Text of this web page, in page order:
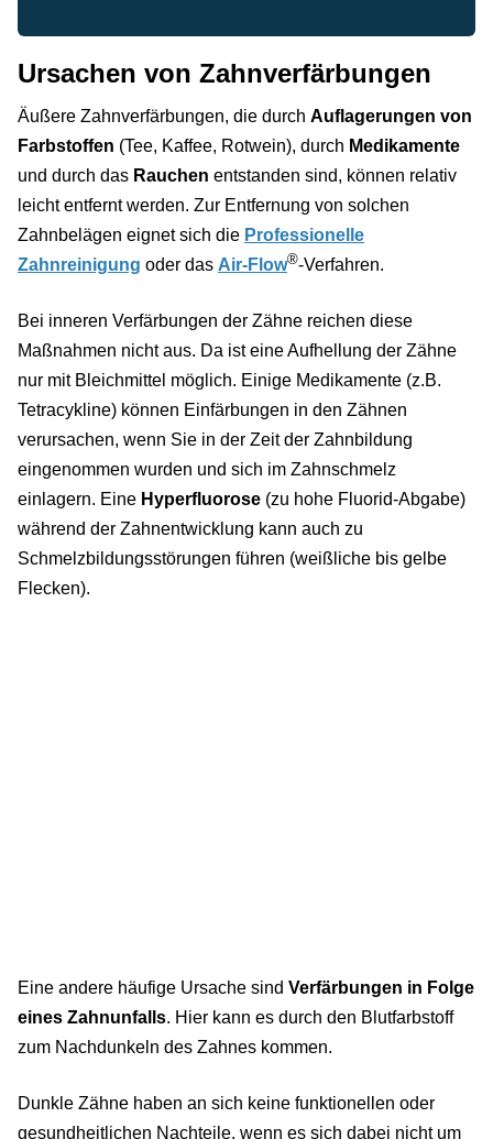
Ursachen von Zahnverfärbungen
Äußere Zahnverfärbungen, die durch Auflagerungen von
Farbstoffen (Tee, Kaffee, Rotwein), durch Medikamente
und durch das Rauchen entstanden sind, können relativ
leicht entfernt werden. Zur Entfernung von solchen
Zahnbelägen eignet sich die Professionelle
Zahnreinigung oder das Air-Flow®-Verfahren.
Bei inneren Verfärbungen der Zähne reichen diese
Maßnahmen nicht aus. Da ist eine Aufhellung der Zähne
nur mit Bleichmittel möglich. Einige Medikamente (z.B.
Tetracykline) können Einfärbungen in den Zähnen
verursachen, wenn Sie in der Zeit der Zahnbildung
eingenommen wurden und sich im Zahnschmelz
einlagern. Eine Hyperfluorose (zu hohe Fluorid-Abgabe)
während der Zahnentwicklung kann auch zu
Schmelzbildungsstörungen führen (weißliche bis gelbe
Flecken).
Eine andere häufige Ursache sind Verfärbungen in Folge
eines Zahnunfalls. Hier kann es durch den Blutfarbstoff
zum Nachdunkeln des Zahnes kommen.
Dunkle Zähne haben an sich keine funktionellen oder
gesundheitlichen Nachteile, wenn es sich dabei nicht um